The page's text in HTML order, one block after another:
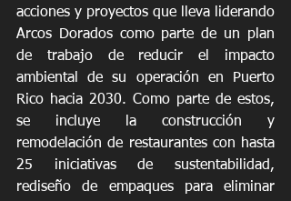
acciones y proyectos que lleva liderando
Arcos Dorados como parte de un plan
de trabajo de reducir el impacto
ambiental de su operación en Puerto
Rico hacia 2030. Como parte de estos,
se incluye la construcción y
remodelación de restaurantes con hasta
25 iniciativas de sustentabilidad,
rediseño de empaques para eliminar